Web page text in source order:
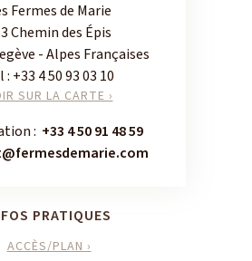
Fermes de Marie
Chemin des Épis
- Alpes Françaises
: +33 4 50 93 03 10
SUR LA CARTE ›
: +33 4 50 91 48 59
PRATIQUES
ACCÈS/PLAN ›